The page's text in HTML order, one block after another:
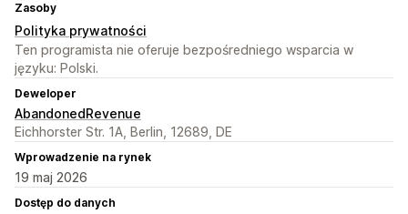
Zasoby
Polityka prywatności
Ten programista nie oferuje bezpośredniego wsparcia w
języku: Polski.
Deweloper
AbandonedRevenue
Eichhorster Str. 1A, Berlin, 12689, DE
Wprowadzenie na rynek
19 maj 2026
Dostęp do danych